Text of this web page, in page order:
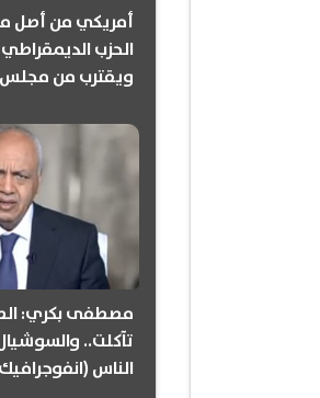
أمريكي من أصل
الحزب
ويقترب من مجلس
مصطفى بكري:
تآكلت..
الناس